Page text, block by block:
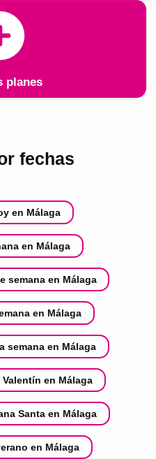
planes
fechas
en Málaga
en Málaga
semana en Málaga
en Málaga
semana en Málaga
en Málaga
Santa en Málaga
en Málaga